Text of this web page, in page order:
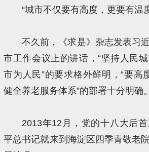
“城市不仅要有高度，更要有温
不久前，《求是》杂志发表习
市工作会议上的讲话，“坚持人民
市为人民”的要求格外鲜明，“要高
健全养老服务体系”的部署十分明确。
2013年12月，党的十八大后
平总书记就来到海淀区四季青敬老